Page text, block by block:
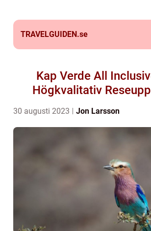
TRAVELGUIDEN.se
Kap Verde All
Högkvalitativ
30 augusti 2023 Jon Larsson